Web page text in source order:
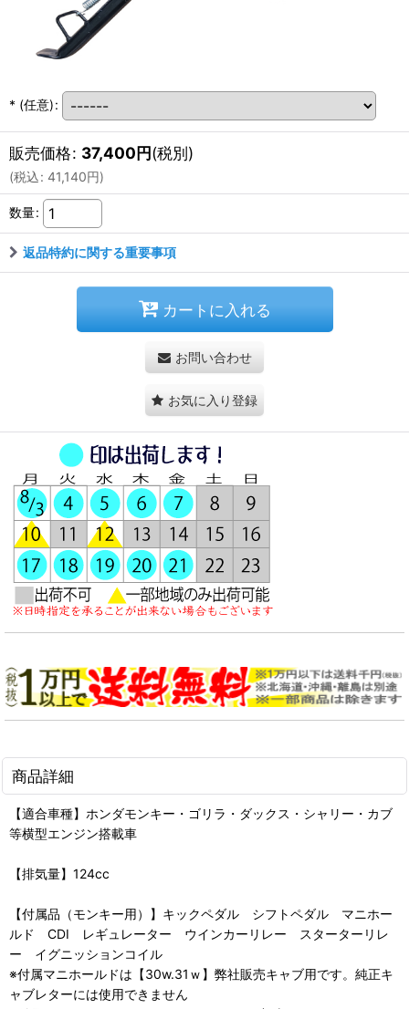
* (任意):
販売価格: 37,400円(税別)
(税込: 41,140円)
数量:
返品特約に関する重要事項
カートに入れる
お問い合わせ
お気に入り登録
商品詳細
【適合車種】ホンダモンキー・ゴリラ・ダックス・シャリー・カブ
等横型エンジン搭載車
【排気量】124cc
【付属品（モンキー用）】キックペダル シフトペダル マニホー
ルド CDI レギュレーター ウインカーリレー スターターリレ
ー イグニッションコイル
※付属マニホールドは【30w.31ｗ】弊社販売キャブ用です。純正キ
ャブレターには使用できません